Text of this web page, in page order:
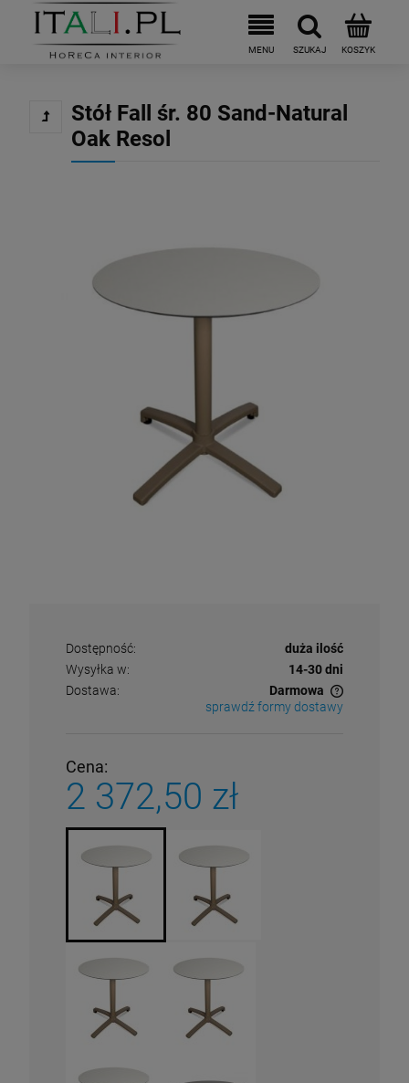
Stół Fall śr. 80 Sand-Natural
Oak Resol
Dostępność:
duża ilość
Wysyłka w:
14-30 dni
Dostawa:
Darmowa
Cena nie zawiera ewentualnych kosztów płatności
sprawdź formy dostawy
Cena:
2 372,50 zł